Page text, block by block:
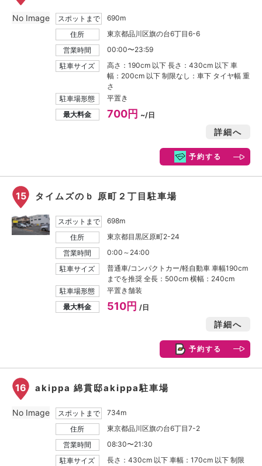
スポットまで
690m
住所
東京都品川区旗の台6丁目6-6
営業時間
00:00〜23:59
駐車サイズ
高さ：190cm 以下 長さ：430cm 以下 車
幅：200cm 以下 制限なし：車下 タイヤ幅 重
さ
駐車場形態
平置き
最大料金
700円 ~/日
詳細へ
予約する
No Image
15 タイムズのｂ 原町２丁目駐車場
スポットまで
698m
住所
東京都目黒区原町2-24
営業時間
0:00～24:00
駐車サイズ
普通車/コンパクトカー/軽自動車 車幅190cm
までを推奨 全長：500cm 横幅：240cm
駐車場形態
平置き舗装
最大料金
510円 /日
詳細へ
予約する
16 akippa 綿貫邸akippa駐車場
スポットまで
734m
住所
東京都品川区旗の台6丁目7-2
営業時間
08:30〜21:30
駐車サイズ
長さ：430cm 以下 車幅：170cm 以下 制限
No Image